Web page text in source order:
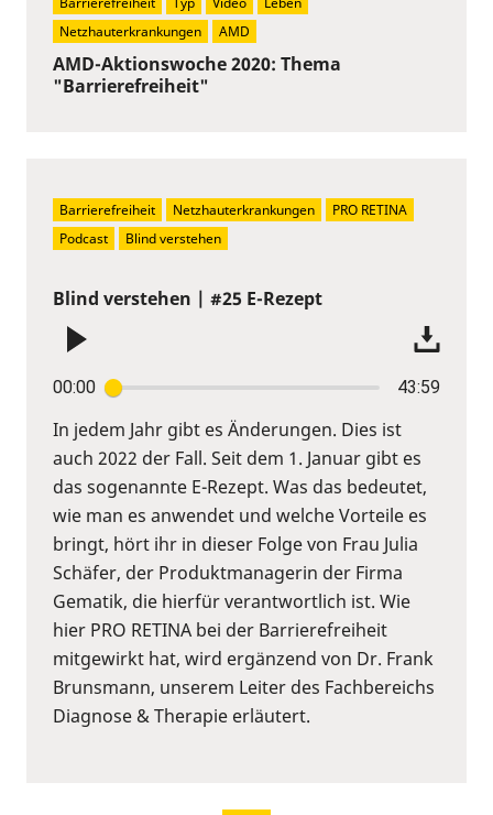
AMD-Aktionswoche 2020: Thema
"Barrierefreiheit"
Netzhauterkrankungen
AMD
Blind verstehen | #25 E-Rezept
00:00 43:59
In jedem Jahr gibt es Änderungen. Dies ist
auch 2022 der Fall. Seit dem 1. Januar gibt es
das sogenannte E-Rezept. Was das bedeutet,
wie man es anwendet und welche Vorteile es
bringt, hört ihr in dieser Folge von Frau Julia
Schäfer, der Produktmanagerin der Firma
Gematik, die hierfür verantwortlich ist. Wie
hier PRO RETINA bei der Barrierefreiheit
mitgewirkt hat, wird ergänzend von Dr. Frank
Brunsmann, unserem Leiter des Fachbereichs
Diagnose & Therapie erläutert.
Barrierefreiheit Netzhauterkrankungen
PRO RETINA
Podcast
Blind verstehen